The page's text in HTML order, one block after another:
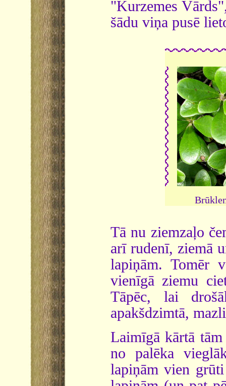
"Kurzemes
šādu viņa pusē
Tā nu ziemzaļo
arī rudenī, ziemā
lapiņām. Tomēr
vienīgā ziemu
Tāpēc, lai
apakšdzimtā,
Laimīgā kārtā
no palēka
lapiņām vien